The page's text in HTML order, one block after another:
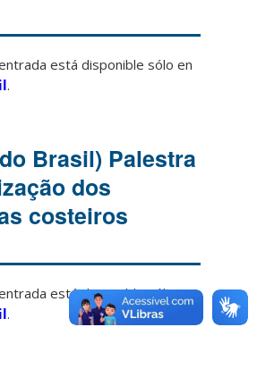
está disponible sólo en
.
Brasil) Palestra
dos
costeiros
está disponible sólo en
.